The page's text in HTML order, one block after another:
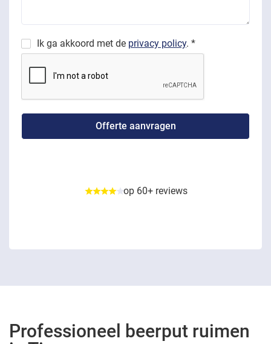
Ik ga akkoord met de privacy policy. *
op 60+ reviews
Professioneel beerput ruimen